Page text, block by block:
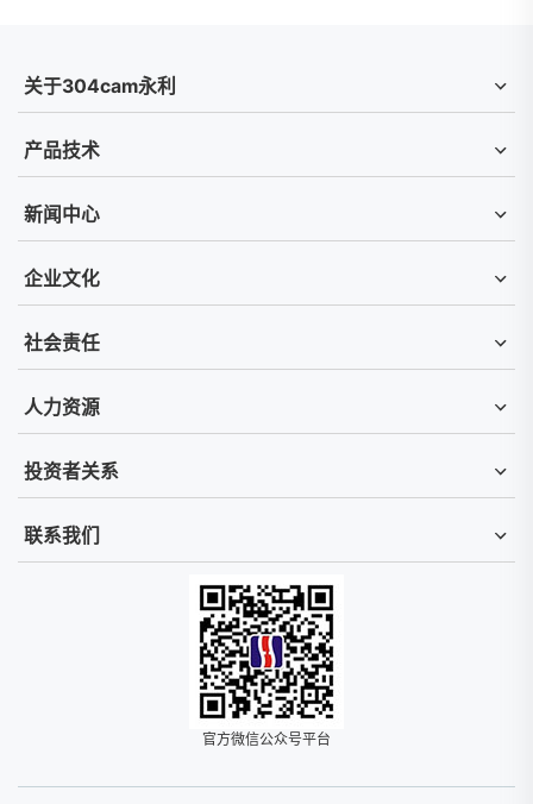
关于304cam永利
产品技术
新闻中心
企业文化
社会责任
人力资源
投资者关系
联系我们
官方微信公众号平台